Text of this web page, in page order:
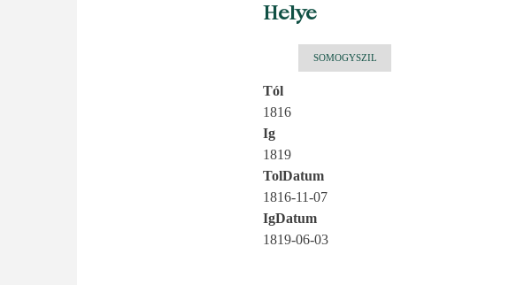
Helye
SOMOGYSZIL
Tól
1816
Ig
1819
TolDatum
1816-11-07
IgDatum
1819-06-03